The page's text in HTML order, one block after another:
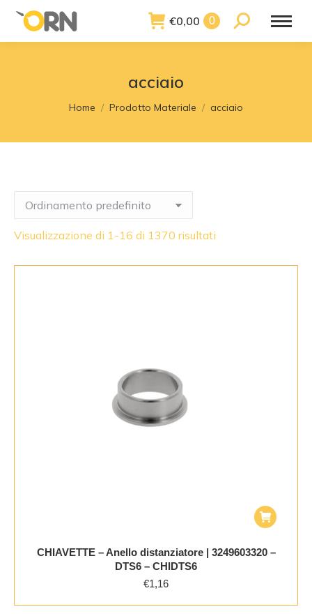
€0,00 0 Search:
acciaio
You are here:
Home Prodotto Materiale acciaio
Visualizzazione di 1-16 di 1370 risultati
CHIAVETTE – Anello distanziatore | 3249603320 –
DTS6 – CHIDTS6
€1,16